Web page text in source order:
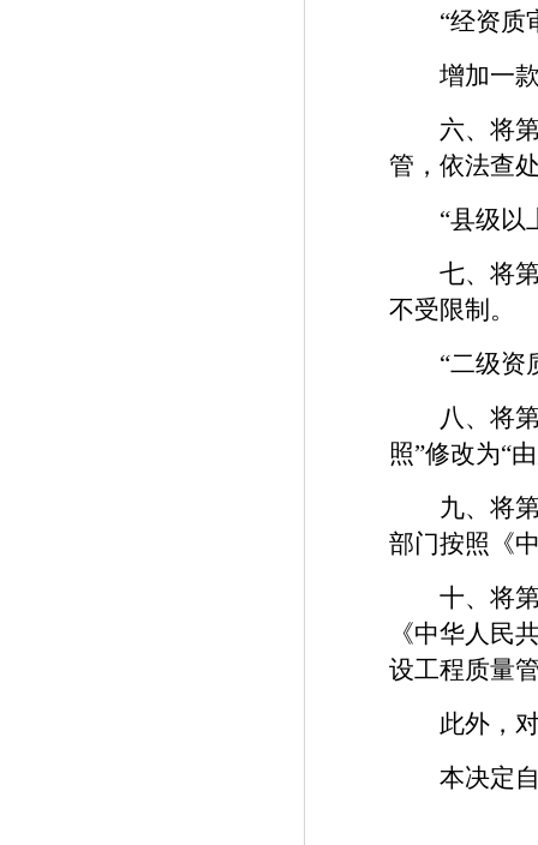
“经资质审
增加一款
六、将第
管，依法查
“县级以上
七、将第
不受限制。
“二级资质
八、将第
照”修改为“
九、将第
部门按照《
十、将第
《中华人民
设工程质量
此外，对
本决定自